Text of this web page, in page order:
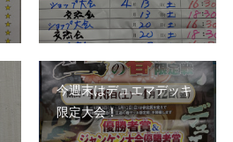
今週末はデュエマデッキ
限定大会！